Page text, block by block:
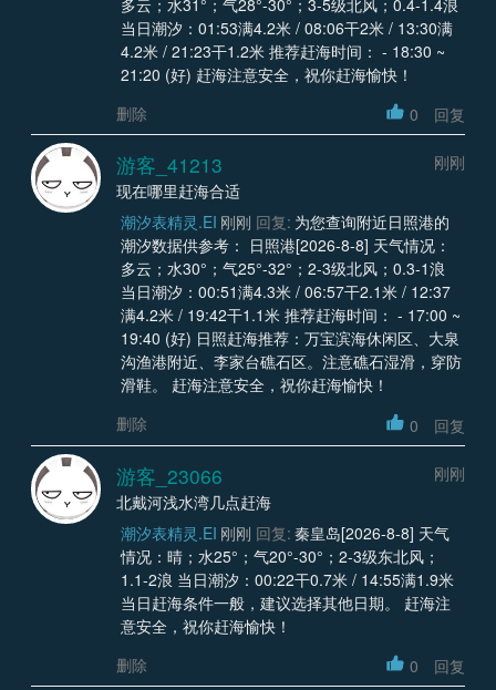
当日潮汐：01:53满4.2米 / 08:06干2米 / 13:30满
4.2米 / 21:23干1.2米 推荐赶海时间： - 18:30 ~
21:20 (好) 赶海注意安全，祝你赶海愉快！
删除
0 回复
游客_41213
刚刚
现在哪里赶海合适
潮汐表精灵.EI 刚刚 回复: 为您查询附近日照港的
潮汐数据供参考： 日照港[2026-8-8] 天气情况：
多云；水30°；气25°-32°；2-3级北风；0.3-1浪
当日潮汐：00:51满4.3米 / 06:57干2.1米 / 12:37
满4.2米 / 19:42干1.1米 推荐赶海时间： - 17:00 ~
19:40 (好) 日照赶海推荐：万宝滨海休闲区、大泉
沟渔港附近、李家台礁石区。注意礁石湿滑，穿防
滑鞋。 赶海注意安全，祝你赶海愉快！
删除
0 回复
游客_23066
刚刚
北戴河浅水湾几点赶海
潮汐表精灵.EI 刚刚 回复: 秦皇岛[2026-8-8] 天气
情况：晴；水25°；气20°-30°；2-3级东北风；
1.1-2浪 当日潮汐：00:22干0.7米 / 14:55满1.9米
当日赶海条件一般，建议选择其他日期。 赶海注
意安全，祝你赶海愉快！
删除
0 回复